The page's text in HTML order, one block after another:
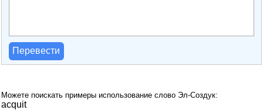
Перевести
Можете поискать примеры использование слово Эл-Создук:
acquit